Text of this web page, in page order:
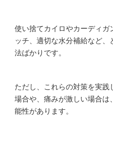
使い捨てカイロやカーディガ
ッチ、適切な水分補給など
法ばかりです。
ただし、これらの対策を実
場合や、痛みが激しい場合
能性があります。